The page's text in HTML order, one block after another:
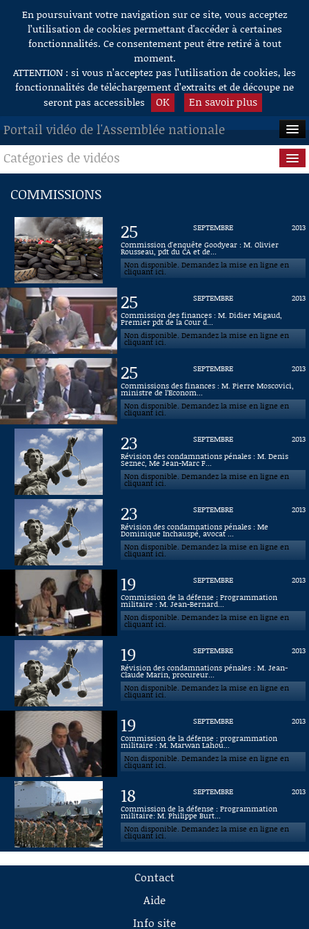
Aller au contenu
En poursuivant votre navigation sur ce site, vous acceptez
l’utilisation de cookies permettant d'accéder à certaines
fonctionnalités. Ce consentement peut être retiré à tout
moment.
ATTENTION : si vous n’acceptez pas l’utilisation de cookies, les
fonctionnalités de téléchargement d’extraits et de découpe ne
seront pas accessibles
OK En savoir plus
Portail vidéo de l'Assemblée nationale
ACCUEIL
EN DIRECT
À LA DEMANDE
RECHERCHE
AIDE À LA DÉCOUPE
DE VIDÉOS
Catégories de vidéos
Questions au Gouvernement
Commissions
Présidence
Évènements
Connaissance, Histoire
Autres
COMMISSIONS
25 SEPTEMBRE
2013
Commission d'enquête Goodyear : M. Olivier
Rousseau, pdt du CA et de...
Non disponible. Demandez la mise en ligne en
cliquant ici.
25 SEPTEMBRE
2013
Commission des finances : M. Didier Migaud,
Premier pdt de la Cour d...
Non disponible. Demandez la mise en ligne en
cliquant ici.
25 SEPTEMBRE
2013
Commissions des finances : M. Pierre Moscovici,
ministre de l’Econom...
Non disponible. Demandez la mise en ligne en
cliquant ici.
23 SEPTEMBRE
2013
Révision des condamnations pénales : M. Denis
Seznec, Me Jean-Marc F...
Non disponible. Demandez la mise en ligne en
cliquant ici.
23 SEPTEMBRE
2013
Révision des condamnations pénales : Me
Dominique Inchauspé, avocat ...
Non disponible. Demandez la mise en ligne en
cliquant ici.
19 SEPTEMBRE
2013
Commission de la défense : Programmation
militaire : M. Jean-Bernard...
Non disponible. Demandez la mise en ligne en
cliquant ici.
19 SEPTEMBRE
2013
Révision des condamnations pénales : M. Jean-
Claude Marin, procureur...
Non disponible. Demandez la mise en ligne en
cliquant ici.
19 SEPTEMBRE
2013
Commission de la défense : programmation
militaire : M. Marwan Lahou...
Non disponible. Demandez la mise en ligne en
cliquant ici.
18 SEPTEMBRE
2013
Commission de la défense : Programmation
militaire: M. Philippe Burt...
Non disponible. Demandez la mise en ligne en
cliquant ici.
Contact
Aide
Info site